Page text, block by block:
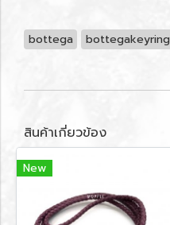
bottega bottegakeyring
สินค้าเกี่ยวข้อง
New